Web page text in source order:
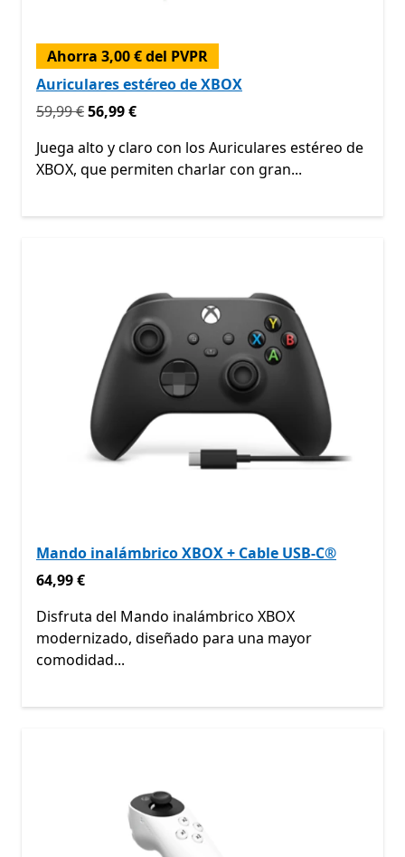
Ahorra 3,00 € del PVPR
Auriculares estéreo de XBOX
Originalmente 59,99 € ahora 56,99 €
59,99 €56,99 €
Juega alto y claro con los Auriculares estéreo de
XBOX, que permiten charlar con gran...
Mando inalámbrico XBOX + Cable USB-C®
64,99 €
64,99 €
Disfruta del Mando inalámbrico XBOX
modernizado, diseñado para una mayor
comodidad...